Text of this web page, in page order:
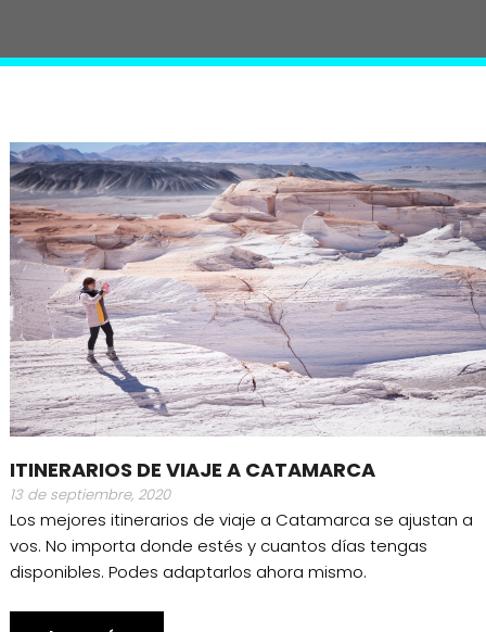
ITINERARIOS DE VIAJE A CATAMARCA
13 de septiembre, 2020
Los mejores itinerarios de viaje a Catamarca se ajustan a
vos. No importa donde estés y cuantos días tengas
disponibles. Podes adaptarlos ahora mismo.